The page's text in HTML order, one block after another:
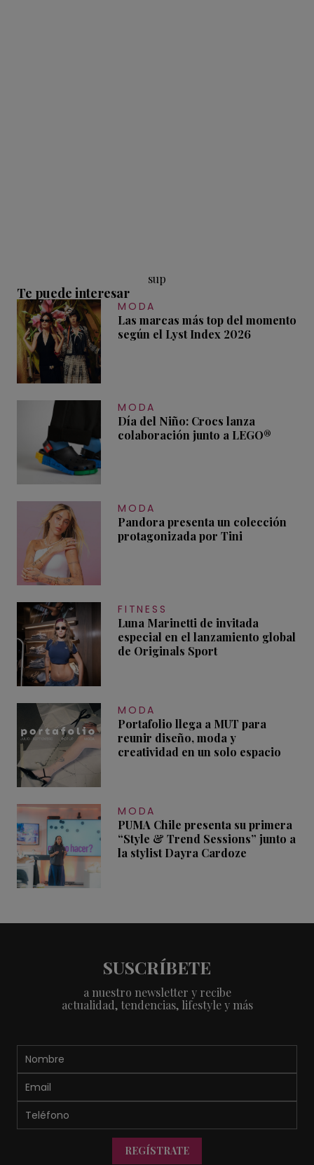
sup
Te puede interesar
MODA
Las marcas más top del momento
según el Lyst Index 2026
MODA
Día del Niño: Crocs lanza
colaboración junto a LEGO®
MODA
Pandora presenta un colección
protagonizada por Tini
FITNESS
Luna Marinetti de invitada
especial en el lanzamiento global
de Originals Sport
MODA
Portafolio llega a MUT para
reunir diseño, moda y
creatividad en un solo espacio
MODA
PUMA Chile presenta su primera
“Style & Trend Sessions” junto a
la stylist Dayra Cardoze
SUSCRÍBETE
a nuestro newsletter y recibe
actualidad, tendencias, lifestyle y más
REGÍSTRATE